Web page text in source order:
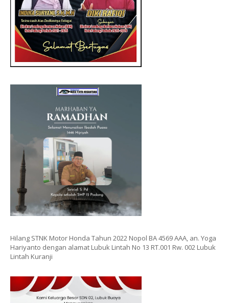
Hilang STNK Motor Honda Tahun 2022 Nopol BA 4569 AAA, an. Yoga
Hariyanto dengan alamat Lubuk Lintah No 13 RT.001 Rw. 002 Lubuk
Lintah Kuranji